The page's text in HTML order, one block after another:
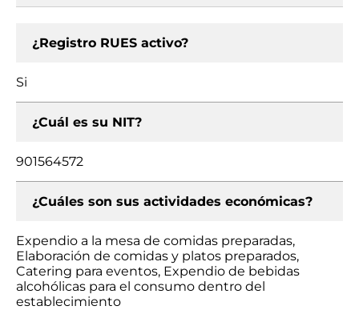
¿Registro RUES activo?
Si
¿Cuál es su NIT?
901564572
¿Cuáles son sus actividades económicas?
Expendio a la mesa de comidas preparadas,
Elaboración de comidas y platos preparados,
Catering para eventos, Expendio de bebidas
alcohólicas para el consumo dentro del
establecimiento